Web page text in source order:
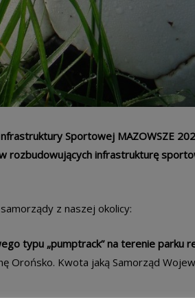
Sportowej MAZOWSZE
rozbudowujących infrastrukturę
z naszej okolicy:
typu „pumptrack” na terenie parku
Orońsko. Kwota jaką Samorząd